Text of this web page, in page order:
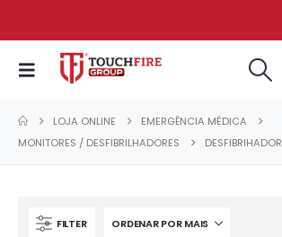
LOJA ONLINE
EMERGÊNCIA MÉDICA
MONITORES / DESFIBRILHADORES
DESFIBRIHADOR
FILTER